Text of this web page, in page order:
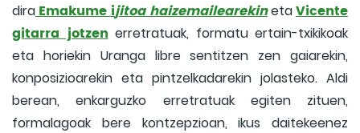
diraEmakume ijitoa haizemailearekinetaVicente
gitarra jotzen erretratuak, formatu ertain-txikikoak
eta horiekin Uranga libre sentitzen zen gaiarekin,
konposizioarekin eta pintzelkadarekin jolasteko. Aldi
berean, enkarguzko erretratuak egiten zituen,
formalagoak bere kontzepzioan, ikus daitekeenez